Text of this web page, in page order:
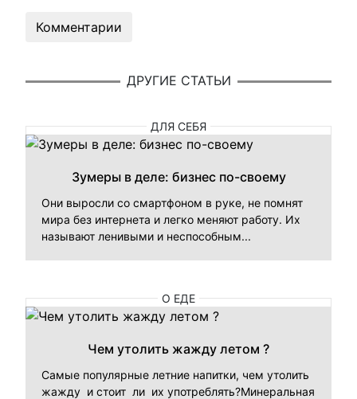
Комментарии
ДРУГИЕ СТАТЬИ
ДЛЯ СЕБЯ
Зумеры в деле: бизнес по-своему
Они выросли со смартфоном в руке, не помнят
мира без интернета и легко меняют работу. Их
называют ленивыми и неспособным...
О ЕДЕ
Чем утолить жажду летом ?
Самые популярные летние напитки, чем утолить
жажду и стоит ли их употреблять?Минеральная